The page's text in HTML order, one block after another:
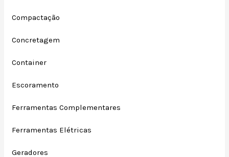
Compactação
Concretagem
Container
Escoramento
Ferramentas Complementares
Ferramentas Elétricas
Geradores